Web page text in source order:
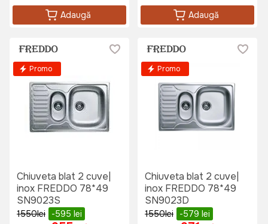
Adaugă Adaugă
Promo
Chiuveta blat 2 cuve|
inox FREDDO 78*49
SN9023S
1550lei -595 lei
Promo
Chiuveta blat 2 cuve|
inox FREDDO 78*49
SN9023D
1550lei -579 lei